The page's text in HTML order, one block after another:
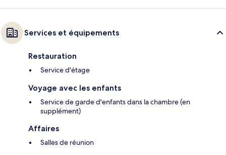
Services et équipements
Restauration
Service d'étage
Voyage avec les enfants
Service de garde d'enfants dans la chambre (en
supplément)
Affaires
Salles de réunion